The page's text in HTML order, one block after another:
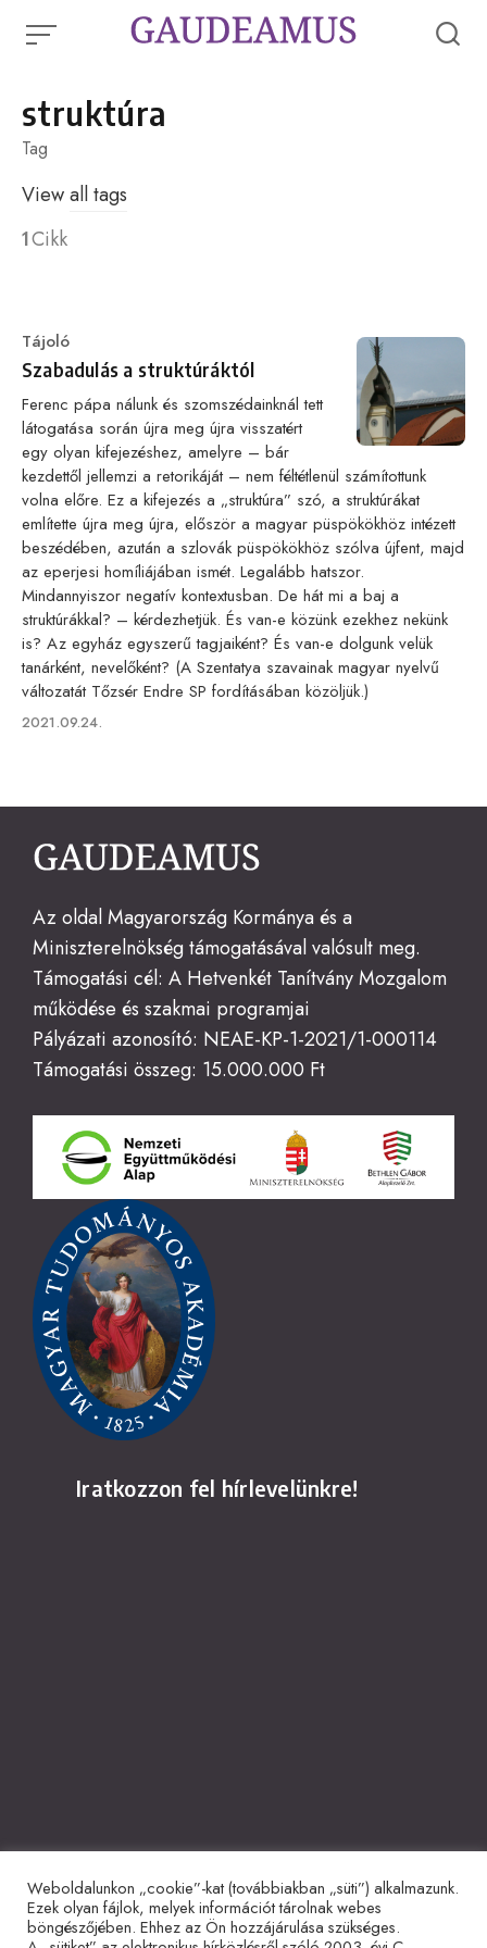
struktúra
Tag
Viewall tags
1Cikk
Category
Tájoló
Szabadulás a struktúráktól
Ferenc pápa nálunk és szomszédainknál tett
látogatása során újra meg újra visszatért
egy olyan kifejezéshez, amelyre – bár
kezdettől jellemzi a retorikáját – nem féltétlenül számítottunk
volna előre. Ez a kifejezés a „struktúra” szó, a struktúrákat
említette újra meg újra, először a magyar püspökökhöz intézett
beszédében, azután a szlovák püspökökhöz szólva újfent, majd
az eperjesi homíliájában ismét. Legalább hatszor.
Mindannyiszor negatív kontextusban. De hát mi a baj a
struktúrákkal? – kérdezhetjük. És van-e közünk ezekhez nekünk
is? Az egyház egyszerű tagjaiként? És van-e dolgunk velük
tanárként, nevelőként? (A Szentatya szavainak magyar nyelvű
változatát Tőzsér Endre SP fordításában közöljük.)
Published
2021.09.24.
Az oldal Magyarország Kormánya és a
Miniszterelnökség támogatásával valósult meg.
Támogatási cél: A Hetvenkét Tanítvány Mozgalom
működése és szakmai programjai
Pályázati azonosító: NEAE-KP-1-2021/1-000114
Támogatási összeg: 15.000.000 Ft
Iratkozzon fel hírlevelünkre!
Együttműködő partnerek
Weboldalunkon „cookie”-kat (továbbiakban „süti”) alkalmazunk.
Ezek olyan fájlok, melyek információt tárolnak webes
böngészőjében. Ehhez az Ön hozzájárulása szükséges.